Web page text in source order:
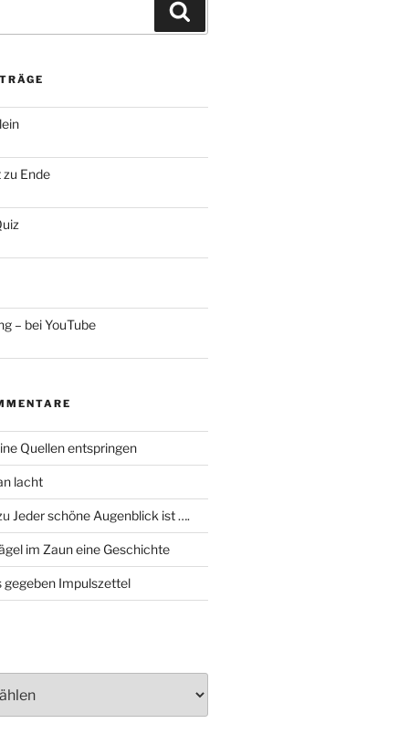
Ende
– bei YouTube
Quellen entspringen
lacht
Jeder schöne Augenblick ist ….
im Zaun eine Geschichte
gegeben Impulszettel